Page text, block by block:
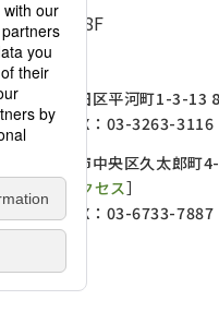
1-3-13 8F
3116
都千代田区平河町1-3-13
8673／FAX：03-3263-3116
阪府大阪市中央区久太郎町
アクセス］
2684／FAX：03-6733-7887